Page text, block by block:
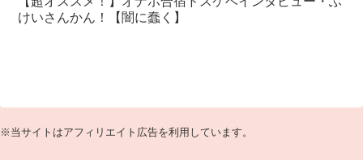
けいさんかん！【闇に蠢く】
※当サイトはアフィリエイト広告を利用しています。